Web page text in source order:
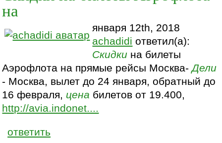
на
января 12th, 2018
achadidi ответил(а):
Скидки на билеты
Аэрофлота на прямые рейсы Москва-Дели
- Москва, вылет до 24 января, обратный до
16 февраля, цена билетов от 19.400,
http://avia.indonet....
ответить